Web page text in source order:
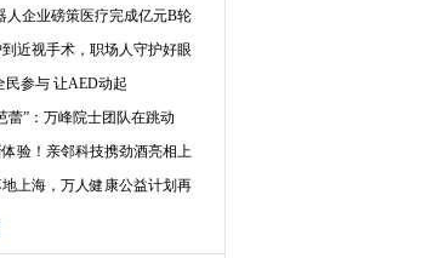
人企业磅策医疗完成亿元B轮
近视手术，职场人守护好眼
民参与 让AED动起
蕾”：万峰院士团队在跳动
验！亲邻科技携劲酒亮相上
上海，万人健康公益计划再